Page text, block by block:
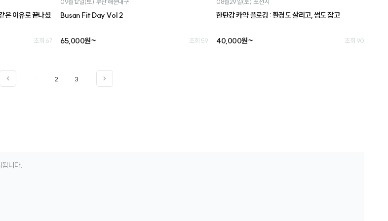
은 이유로 끝나셨
조회 67
Busan Fit Day Vol 2
65,000원~ 조회 59
한탄강 카약 플로깅 : 환경도 살리고, 썸도 잡고
40,000원~ 조회 90
2 3
니다.